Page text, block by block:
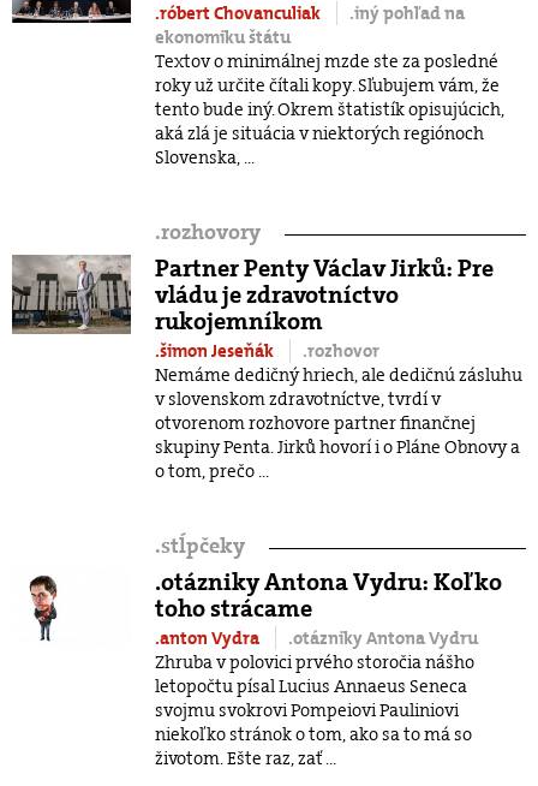
.róbert Chovanculiak
.iný pohľad na
ekonomiku štátu
Textov o minimálnej mzde ste za posledné
roky už určite čítali kopy. Sľubujem vám, že
tento bude iný. Okrem štatistík opisujúcich,
aká zlá je situácia v niektorých regiónoch
Slovenska, ...
.rozhovory
Partner Penty Václav Jirků: Pre
vládu je zdravotníctvo
rukojemníkom
.šimon Jeseňák
.rozhovor
Nemáme dedičný hriech, ale dedičnú zásluhu
v slovenskom zdravotníctve, tvrdí v
otvorenom rozhovore partner finančnej
skupiny Penta. Jirků hovorí i o Pláne Obnovy a
o tom, prečo ...
.stĺpčeky
.otázniky Antona Vydru: Koľko
toho strácame
.anton Vydra
.otázniky Antona Vydru
Zhruba v polovici prvého storočia nášho
letopočtu písal Lucius Annaeus Seneca
svojmu svokrovi Pompeiovi Pauliniovi
niekoľko stránok o tom, ako sa to má so
životom. Ešte raz, zať ...